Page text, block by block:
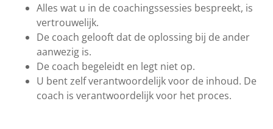
Alles wat u in de coachingssessies bespreekt, is
vertrouwelijk.
De coach gelooft dat de oplossing bij de ander
aanwezig is.
De coach begeleidt en legt niet op.
U bent zelf verantwoordelijk voor de inhoud. De
coach is verantwoordelijk voor het proces.